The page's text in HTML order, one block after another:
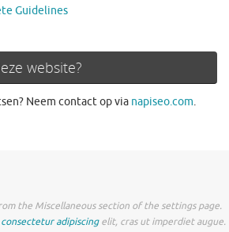
Guidelines
website?
Neem contact op via napiseo.com.
the Miscellaneous section of the settings page.
consectetur adipiscingelit, cras ut imperdiet augue.